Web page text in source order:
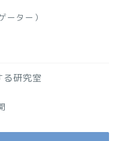
ーター）
る研究室